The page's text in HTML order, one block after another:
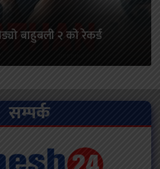
बाहुबली २ को रेकर्ड
सम्पर्क